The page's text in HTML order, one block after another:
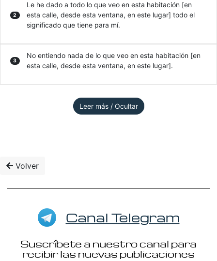
2
Le he dado a todo lo que veo en esta habitación [en
esta calle, desde esta ventana, en este lugar] todo el
significado que tiene para mí.
3
No entiendo nada de lo que veo en esta habitación [en
esta calle, desde esta ventana, en este lugar].
Leer más / Ocultar
Volver
Canal Telegram
Suscríbete a nuestro canal para
recibir las nuevas publicaciones